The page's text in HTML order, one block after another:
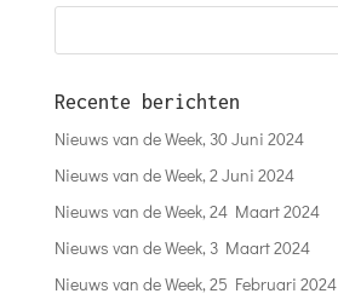
Recente berichten
Nieuws van de Week, 30 Juni 2024
Nieuws van de Week, 2 Juni 2024
Nieuws van de Week, 24 Maart 2024
Nieuws van de Week, 3 Maart 2024
Nieuws van de Week, 25 Februari 2024